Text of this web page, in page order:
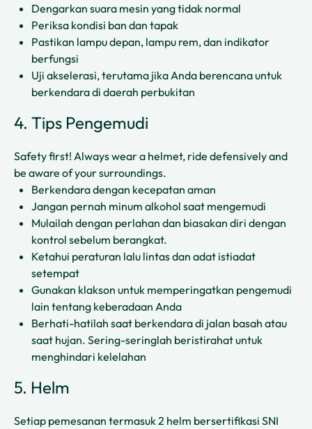
Dengarkan suara mesin yang tidak normal
Periksa kondisi ban dan tapak
Pastikan lampu depan, lampu rem, dan indikator
berfungsi
Uji akselerasi, terutama jika Anda berencana untuk
berkendara di daerah perbukitan
4. Tips Pengemudi
Safety first! Always wear a helmet, ride defensively and
be aware of your surroundings.
Berkendara dengan kecepatan aman
Jangan pernah minum alkohol saat mengemudi
Mulailah dengan perlahan dan biasakan diri dengan
kontrol sebelum berangkat.
Ketahui peraturan lalu lintas dan adat istiadat
setempat
Gunakan klakson untuk memperingatkan pengemudi
lain tentang keberadaan Anda
Berhati-hatilah saat berkendara di jalan basah atau
saat hujan. Sering-seringlah beristirahat untuk
menghindari kelelahan
5. Helm
Setiap pemesanan termasuk 2 helm bersertifikasi SNI